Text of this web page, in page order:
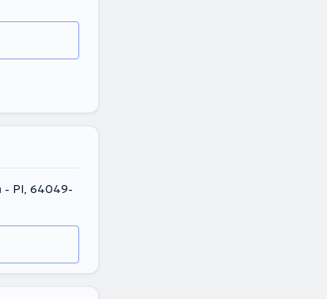
- PI, 64049-